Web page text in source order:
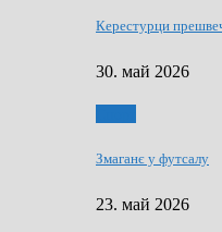
Керестурци
30. май 2026
Змаганє у футсалу
23. май 2026